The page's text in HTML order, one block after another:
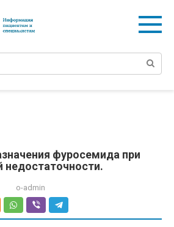
фуросемида при
недостаточности.
o-admin